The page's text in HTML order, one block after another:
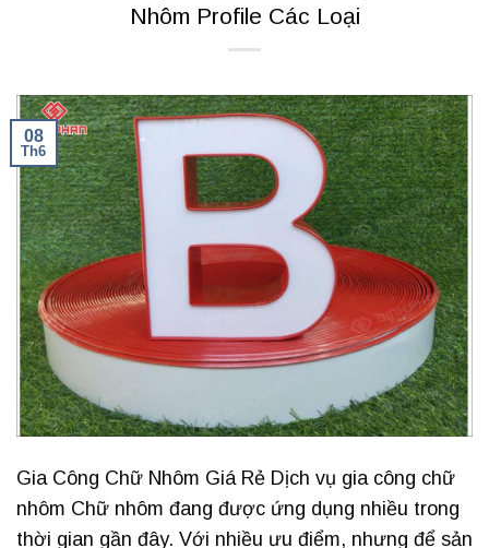
Nhôm Profile Các Loại
08
Th6
Gia Công Chữ Nhôm Giá Rẻ Dịch vụ gia công chữ
nhôm Chữ nhôm đang được ứng dụng nhiều trong
thời gian gần đây. Với nhiều ưu điểm, nhưng để sản